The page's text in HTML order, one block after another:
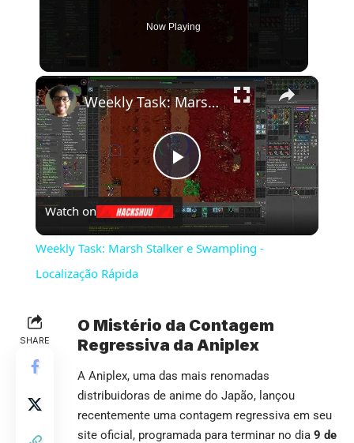
Now Playing
×
Play
Video
Weekly Task: Marsh Stalker e Swampling - Localização Rápida
Watch on
Weekly Task: Marsh Stalker e Swampling -
Localização Rápida
SHARE
O Mistério da Contagem
Regressiva da Aniplex
A Aniplex, uma das mais renomadas
distribuidoras de anime do Japão, lançou
recentemente uma contagem regressiva em seu
site oficial, programada para terminar no dia 9 de